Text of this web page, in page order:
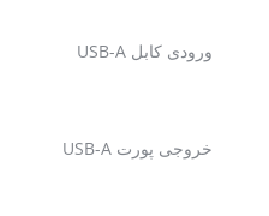
ورودی کابل USB-A
خروجی پورت USB-A